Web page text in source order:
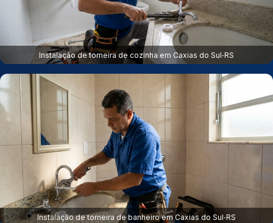
Instalação de torneira de cozinha em Caxias do Sul‑RS
Instalação de torneira de banheiro em Caxias do Sul‑RS